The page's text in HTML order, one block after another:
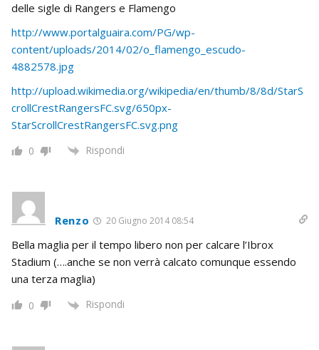
delle sigle di Rangers e Flamengo
http://www.portalguaira.com/PG/wp-
content/uploads/2014/02/o_flamengo_escudo-
4882578.jpg
http://upload.wikimedia.org/wikipedia/en/thumb/8/8d/StarS
crollCrestRangersFC.svg/650px-
StarScrollCrestRangersFC.svg.png
0 Rispondi
Renzo 20 Giugno 2014 08:54
Bella maglia per il tempo libero non per calcare l’Ibrox
Stadium (….anche se non verrà calcato comunque essendo
una terza maglia)
0 Rispondi